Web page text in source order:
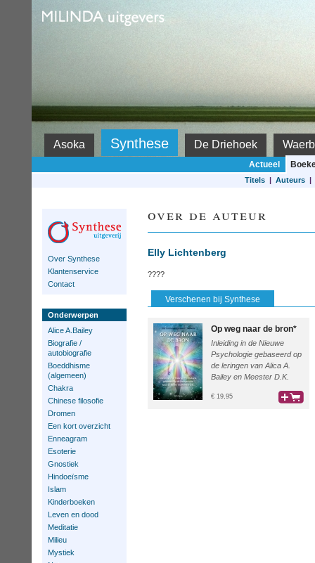
Asoka Synthese De Driehoek
Actueel
Titels| Auteurs|
Over Synthese
Klantenservice
Contact
Onderwerpen
Alice A.Bailey
Biografie /
autobiografie
Boeddhisme
(algemeen)
Chakra
Chinese filosofie
Dromen
Een kort overzicht
Enneagram
Esoterie
Gnostiek
Hindoeïsme
Islam
Kinderboeken
Leven en dood
Meditatie
Milieu
Mystiek
over de auteur
Elly Lichtenberg
????
Verschenen bij Synthese
Op weg naar de bron*
Inleiding in de Nieuwe
Psychologie gebaseerd op
de leringen van Alica A.
Bailey en Meester D.K.
€ 19,95